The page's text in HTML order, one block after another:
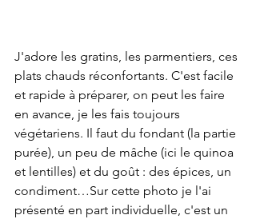
J'adore les gratins, les parmentiers, ces
plats chauds réconfortants. C'est facile
et rapide à préparer, on peut les faire
en avance, je les fais toujours
végétariens. Il faut du fondant (la partie
purée), un peu de mâche (ici le quinoa
et lentilles) et du goût : des épices, un
condiment…Sur cette photo je l'ai
présenté en part individuelle, c'est un